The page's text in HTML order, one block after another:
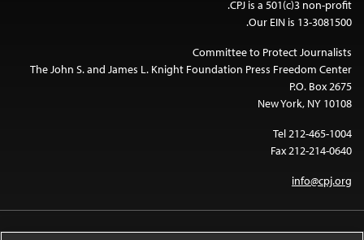
CPJ is a 501(c)3 non-profit.
Our EIN is 13-3081500.
Committee to Protect Journalists
The John S. and James L. Knight Foundation Press Freedom Center
P.O. Box 2675
New York, NY 10108
Tel 212-465-1004
Fax 212-214-0640
info@cpj.org